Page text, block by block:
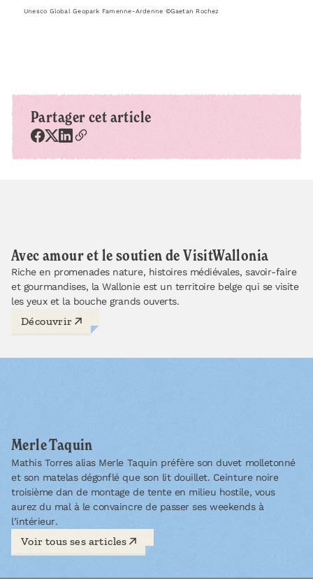
Unesco Global Geopark Famenne-Ardenne ©Gaetan Rochez
Partager cet article
Avec amour et le soutien de VisitWallonia
Riche en promenades nature, histoires médiévales, savoir-faire
et gourmandises, la Wallonie est un territoire belge qui se visite
les yeux et la bouche grands ouverts.
Découvrir
Merle Taquin
Mathis Torres alias Merle Taquin préfère son duvet molletonné
et son matelas dégonflé que son lit douillet. Ceinture noire
troisième dan de montage de tente en milieu hostile, vous
aurez du mal à le convaincre de passer ses weekends à
l’intérieur.
Voir tous ses articles